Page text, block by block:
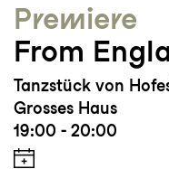
Premiere
From
Tanzstück von
Grosses Haus
19:00 - 20:00